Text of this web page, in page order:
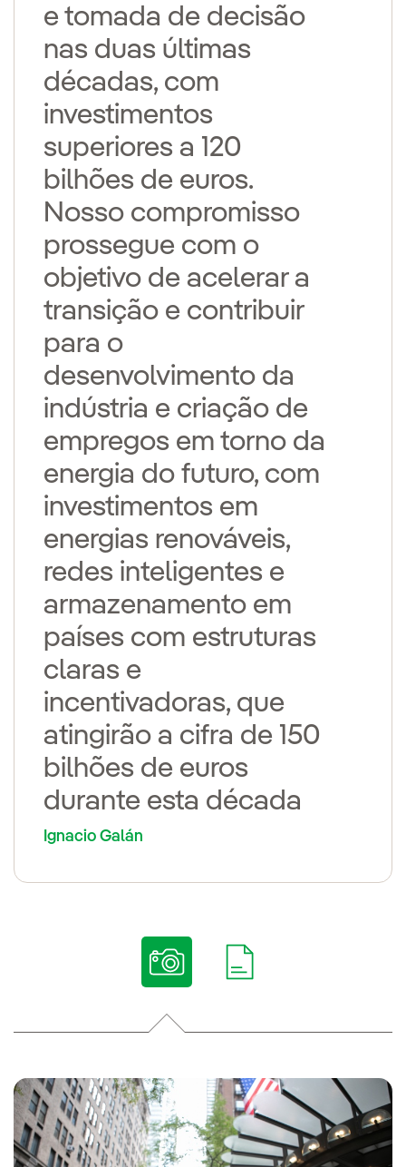
e tomada de decisão
nas duas últimas
décadas, com
investimentos
superiores a 120
bilhões de euros.
Nosso compromisso
prossegue com o
objetivo de acelerar a
transição e contribuir
para o
desenvolvimento da
indústria e criação de
empregos em torno da
energia do futuro, com
investimentos em
energias renováveis,
redes inteligentes e
armazenamento em
países com estruturas
claras e
incentivadoras, que
atingirão a cifra de 150
bilhões de euros
durante esta década
Ignacio Galán